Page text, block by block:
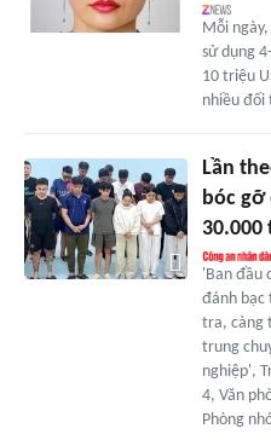
Mỗi
sử dụng
10 triệu
nhiều đối
Lần
bóc
30.000
'Ban đầu
đánh bạc
tra, càng
trung
nghiệp',
4, Văn
Phòng